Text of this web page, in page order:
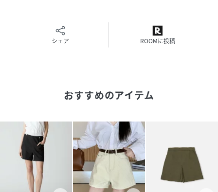
シェア ROOMに投稿
おすすめのアイテム